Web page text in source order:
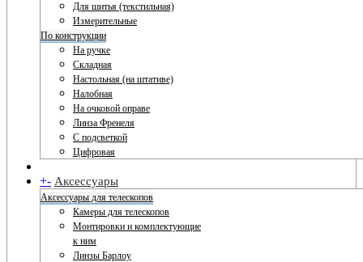
Для шитья (текстильная)
Измерительные
По конструкции
На ручке
Складная
Настольная (на штативе)
Налобная
На очковой оправе
Линза Френеля
С подсветкой
Цифровая
+- Аксессуары
Аксессуары для телескопов
Камеры для телескопов
Монтировки и комплектующие
к ним
Линзы Барлоу